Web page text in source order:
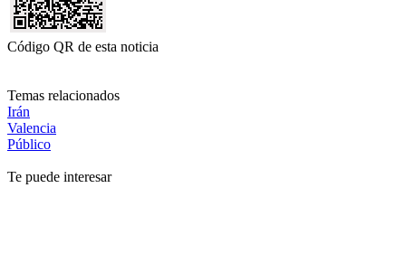
Código QR de esta noticia
Temas relacionados
Irán
Valencia
Público
Te puede interesar